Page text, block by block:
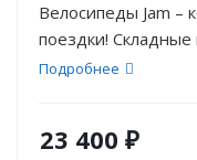
Велосипеды Jam –
поездки! Складные
Подробнее
23 400 ₽